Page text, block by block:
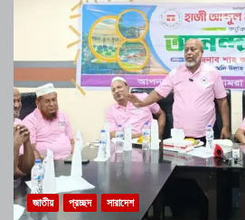
জাতীয় প্রচ্ছদ সারাদেশ